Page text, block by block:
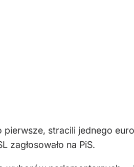
stracili jednego
zagłosowało na PiS.